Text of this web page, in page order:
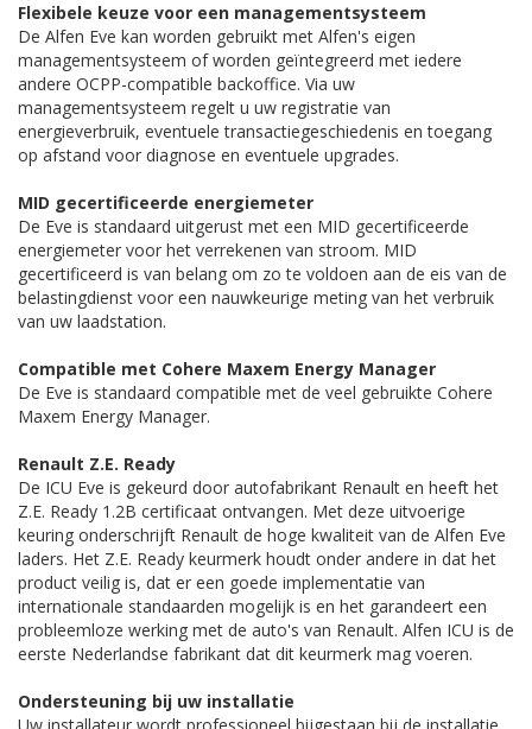
Flexibele keuze voor een managementsysteem
De Alfen Eve kan worden gebruikt met Alfen's eigen
managementsysteem of worden geïntegreerd met iedere
andere OCPP-compatible backoffice. Via uw
managementsysteem regelt u uw registratie van
energieverbruik, eventuele transactiegeschiedenis en toegang
op afstand voor diagnose en eventuele upgrades.
MID gecertificeerde energiemeter
De Eve is standaard uitgerust met een MID gecertificeerde
energiemeter voor het verrekenen van stroom. MID
gecertificeerd is van belang om zo te voldoen aan de eis van de
belastingdienst voor een nauwkeurige meting van het verbruik
van uw laadstation.
Compatible met Cohere Maxem Energy Manager
De Eve is standaard compatible met de veel gebruikte Cohere
Maxem Energy Manager.
Renault Z.E. Ready
De ICU Eve is gekeurd door autofabrikant Renault en heeft het
Z.E. Ready 1.2B certificaat ontvangen. Met deze uitvoerige
keuring onderschrijft Renault de hoge kwaliteit van de Alfen Eve
laders. Het Z.E. Ready keurmerk houdt onder andere in dat het
product veilig is, dat er een goede implementatie van
internationale standaarden mogelijk is en het garandeert een
probleemloze werking met de auto's van Renault. Alfen ICU is de
eerste Nederlandse fabrikant dat dit keurmerk mag voeren.
Ondersteuning bij uw installatie